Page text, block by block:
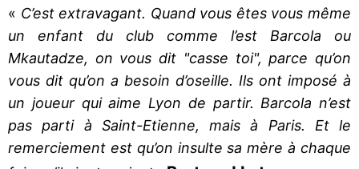
« C’est extravagant. Quand vous êtes vous même
un enfant du club comme l’est Barcola ou
Mkautadze, on vous dit "casse toi", parce qu’on
vous dit qu’on a besoin d’oseille. Ils ont imposé à
un joueur qui aime Lyon de partir. Barcola n’est
pas parti à Saint-Etienne, mais à Paris. Et le
remerciement est qu’on insulte sa mère à chaque